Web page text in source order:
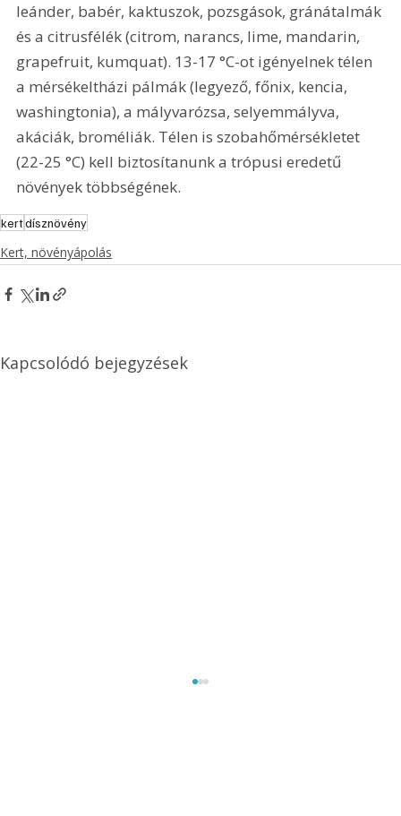
leánder, babér, kaktuszok, pozsgások, gránátalmák
és a citrusfélék (citrom, narancs, lime, mandarin,
grapefruit, kumquat). 13-17 °C-ot igényelnek télen
a mérsékeltházi pálmák (legyező, főnix, kencia,
washingtonia), a mályvarózsa, selyemmályva,
akáciák, broméliák. Télen is szobahőmérsékletet
(22-25 °C) kell biztosítanunk a trópusi eredetű
növények többségének.
kertdísznövény
Kert, növényápolás
Kapcsolódó bejegyzések